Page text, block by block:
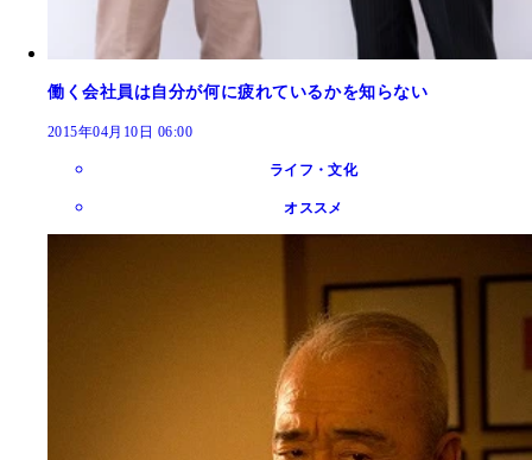
働く会社員は自分が何に疲れているかを知らない
2015年04月10日 06:00
ライフ・文化
オススメ